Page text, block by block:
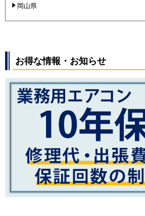
岡山県
お得な情報・お知らせ